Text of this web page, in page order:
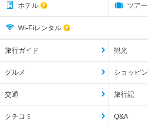
ホテル ツアー
Wi-Fiレンタル
旅行ガイド 観光
グルメ ショッピ
交通 旅行記
クチコミ Q&A